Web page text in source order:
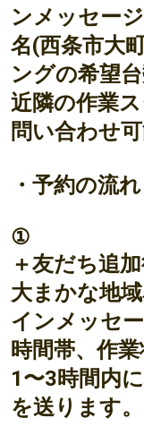
ンメッセー
名(西条市大
ングの希望
近隣の作業
問い合わせ可
・予約の流れ
①
＋友だち追
大まかな地
インメッセー
時間帯、作
1〜3時間内
を送ります。